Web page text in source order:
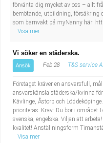
förvänta dig mycket av oss – allt
bemötande, utbildning, försäkring
som barnvakt på myNanny här:
Visa mer
Vi söker en städerska.
Ansök Feb 28 T&S service
Företaget kräver en ansvarsfull,
ansvarskänsla städerska/kvinna
Kävlinge, Åstorp och
prioriteras. Krav: Du bor i området
svenska, engelska. Viljan att
kvalitet! Anställningsform
Visa mer